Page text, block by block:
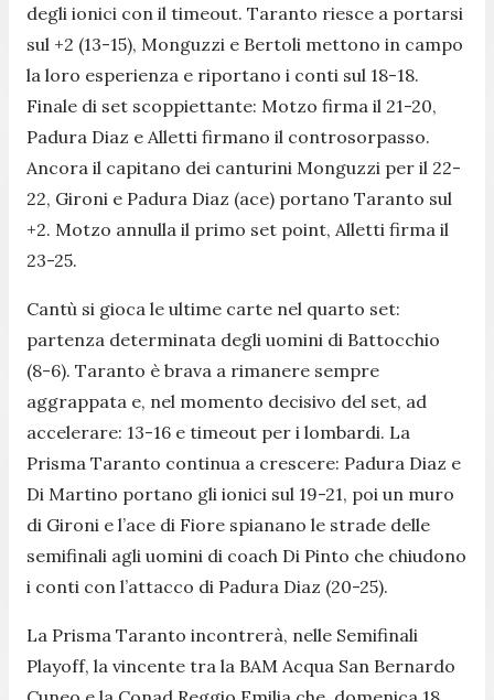
degli ionici con il timeout. Taranto riesce a portarsi
sul +2 (13-15), Monguzzi e Bertoli mettono in campo
la loro esperienza e riportano i conti sul 18-18.
Finale di set scoppiettante: Motzo firma il 21-20,
Padura Diaz e Alletti firmano il controsorpasso.
Ancora il capitano dei canturini Monguzzi per il 22-
22, Gironi e Padura Diaz (ace) portano Taranto sul
+2. Motzo annulla il primo set point, Alletti firma il
23-25.
Cantù si gioca le ultime carte nel quarto set:
partenza determinata degli uomini di Battocchio
(8-6). Taranto è brava a rimanere sempre
aggrappata e, nel momento decisivo del set, ad
accelerare: 13-16 e timeout per i lombardi. La
Prisma Taranto continua a crescere: Padura Diaz e
Di Martino portano gli ionici sul 19-21, poi un muro
di Gironi e l’ace di Fiore spianano le strade delle
semifinali agli uomini di coach Di Pinto che chiudono
i conti con l’attacco di Padura Diaz (20-25).
La Prisma Taranto incontrerà, nelle Semifinali
Playoff, la vincente tra la BAM Acqua San Bernardo